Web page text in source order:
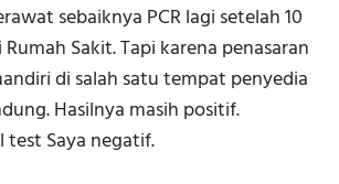
sebaiknya PCR lagi setelah 10
Sakit. Tapi karena penasaran
di salah satu tempat penyedia
Hasilnya masih positif.
test Saya negatif.